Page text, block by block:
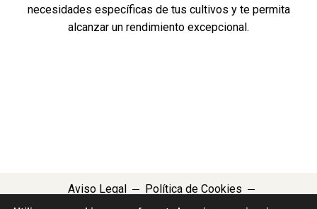
necesidades específicas de tus cultivos y te permita
alcanzar un rendimiento excepcional.
Aviso Legal
Política de Cookies
Política de Privacidad
Declaracion de Accesibilidad